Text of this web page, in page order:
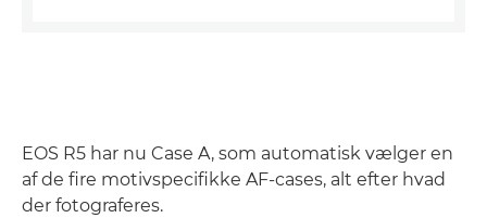
EOS R5 har nu Case A, som automatisk vælger en
af de fire motivspecifikke AF-cases, alt efter hvad
der fotograferes.